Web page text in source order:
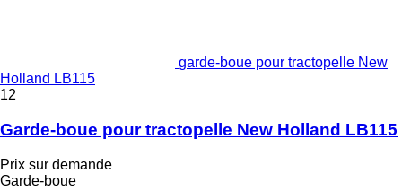
garde-boue pour tractopelle New
Holland LB115
12
Garde-boue pour tractopelle New Holland LB115
Prix sur demande
Garde-boue